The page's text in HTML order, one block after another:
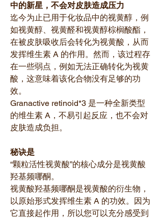
中的新星，不会对皮肤造成压力
迄今为止已用于化妆品中的视黄醇，例
如视黄醇、视黄醛和视黄醇棕榈酸酯，
在被皮肤吸收后会转化为视黄酸，从而
发挥维生素 A 的作用。然而，该过程存
在一些弱点，例如无法正确转化为视黄
酸，这意味着该化合物没有足够的功
效。
Granactive retinoid*3 是一种全新类型
的维生素 A，不易引起反应，也不会对
皮肤造成负担。
秘诀是
“颗粒活性视黄酸”的核心成分是视黄酸
羟基频哪酮。
视黄酸羟基频哪酮是视黄酸的衍生物，
以原始形式发挥维生素 A 的功效。因为
它直接起作用，所以您可以充分感受到